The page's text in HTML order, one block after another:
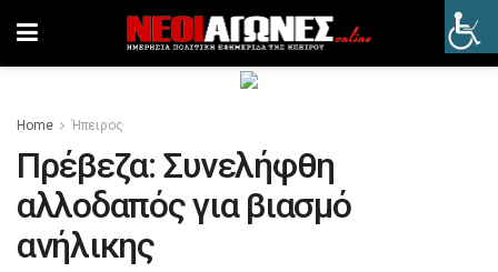
Home Ήπειρος
Πρέβεζα: Συνελήφθη
αλλοδαπός για βιασμό
ανήλικης